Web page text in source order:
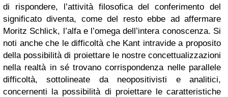
di rispondere, l’attività filosofica del conferimento del
significato diventa, come del resto ebbe ad affermare
Moritz Schlick, l’alfa e l’omega dell’intera conoscenza. Si
noti anche che le difficoltà che Kant intravide a proposito
della possibilità di proiettare le nostre concettualizzazioni
nella realtà in sé trovano corrispondenza nelle parallele
difficoltà, sottolineate da neopositivisti e analitici,
concernenti la possibilità di proiettare le caratteristiche